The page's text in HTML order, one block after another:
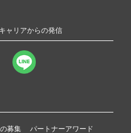
ャリアからの発信
募集 パートナーアワード